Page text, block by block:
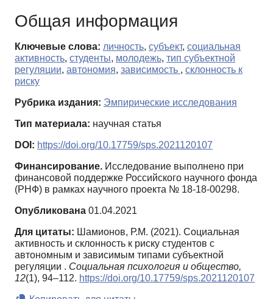
Общая информация
Ключевые слова: личность, субъект, социальная
активность, студенты, молодежь, тип субъектной
регуляции, автономия, зависимость , склонность к
риску
Рубрика издания: Эмпирические исследования
Тип материала: научная статья
DOI: https://doi.org/10.17759/sps.2021120107
Финансирование. Исследование выполнено при
финансовой поддержке Российского научного фонда
(РНФ) в рамках научного проекта № 18-18-00298.
Опубликована 01.04.2021
Для цитаты: Шамионов, Р.М. (2021). Социальная
активность и склонность к риску студентов с
автономным и зависимым типами субъектной
регуляции . Социальная психология и общество,
12(1), 94–112. https://doi.org/10.17759/sps.2021120107